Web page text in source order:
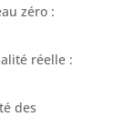
zéro :
réelle :
des